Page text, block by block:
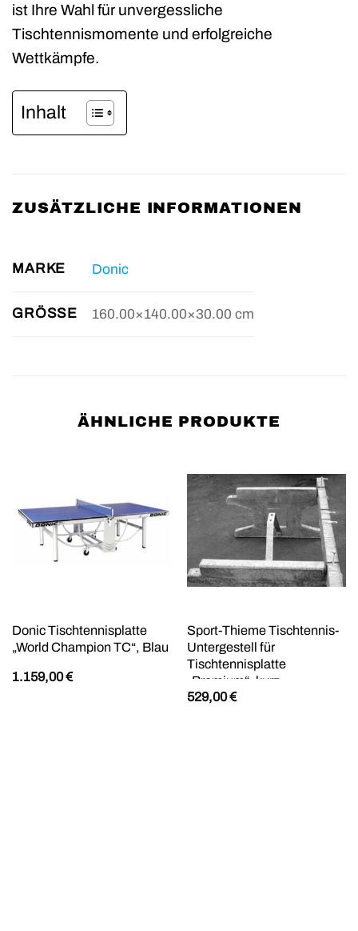
ist Ihre Wahl für unvergessliche
Tischtennismomente und erfolgreiche
Wettkämpfe.
Inhalt
ZUSÄTZLICHE INFORMATIONEN
MARKE Donic
GRÖSSE 160.00×140.00×30.00 cm
ÄHNLICHE PRODUKTE
Donic Tischtennisplatte
„World Champion TC“, Blau
1.159,00€
Sport-Thieme Tischtennis-
Untergestell für
Tischtennisplatte
„Premium“, kurz
529,00€